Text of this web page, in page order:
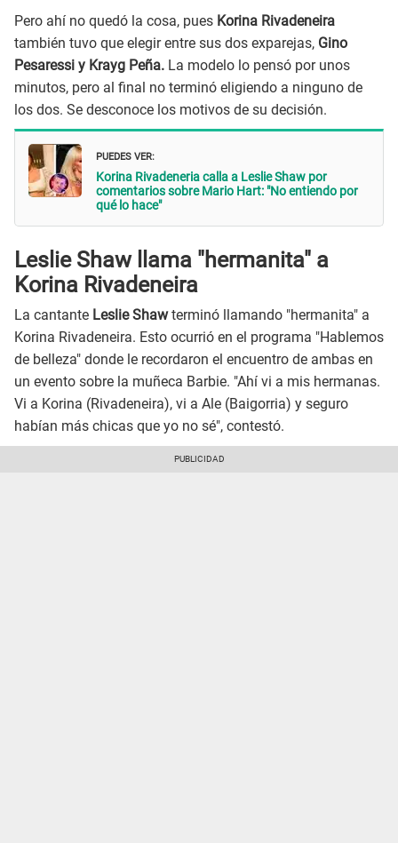
Pero ahí no quedó la cosa, pues Korina Rivadeneira
también tuvo que elegir entre sus dos exparejas, Gino
Pesaressi y Krayg Peña. La modelo lo pensó por unos
minutos, pero al final no terminó eligiendo a ninguno de
los dos. Se desconoce los motivos de su decisión.
PUEDES VER:
Korina Rivadeneria calla a Leslie Shaw por
comentarios sobre Mario Hart: "No entiendo por
qué lo hace"
Leslie Shaw llama "hermanita" a
Korina Rivadeneira
La cantante Leslie Shawterminó llamando "hermanita" a
Korina Rivadeneira. Esto ocurrió en el programa "Hablemos
de belleza" donde le recordaron el encuentro de ambas en
un evento sobre la muñeca Barbie. "Ahí vi a mis hermanas.
Vi a Korina (Rivadeneira), vi a Ale (Baigorria) y seguro
habían más chicas que yo no sé", contestó.